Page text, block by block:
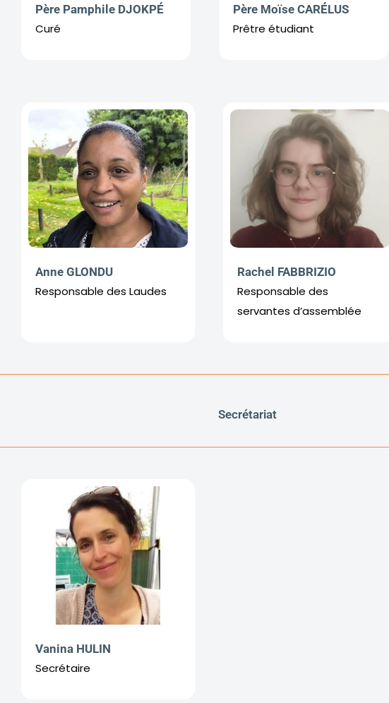
Père Pamphile DJOKPÉ
Curé
Père Moïse CARÉLUS
Prêtre étudiant
Anne GLONDU
Responsable des Laudes
Rachel FABBRIZIO
Responsable des
servantes d’assemblée
Secrétariat
Vanina HULIN
Secrétaire